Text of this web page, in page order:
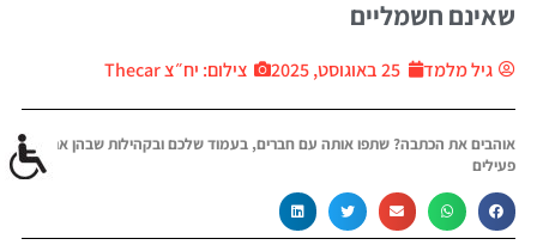
שאינם חשמליים
גיל מלמד 25 באוגוסט, 2025 צילום: יח״צ Thecar
אוהבים את הכתבה? שתפו אותה עם חברים, בעמוד שלכם ובקהילות שבהן אתם
פעילים